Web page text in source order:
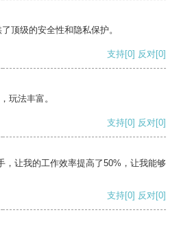
顶级的安全性和隐私保护。
支持[0] 反对[0]
玩法丰富。
支持[0] 反对[0]
，让我的工作效率提高了50%，让我能够
支持[0] 反对[0]